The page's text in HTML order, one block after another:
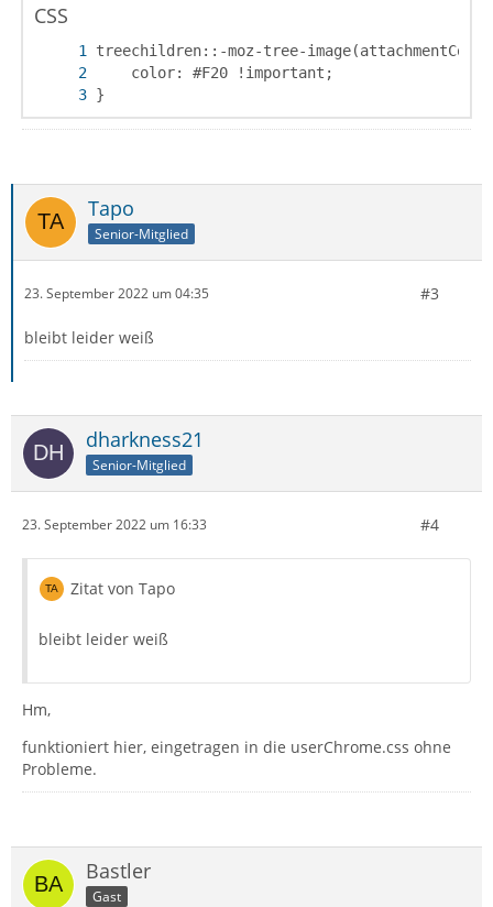
CSS
}
Tapo
Senior-Mitglied
23. September 2022 um 04:35 #3
bleibt leider weiß
dharkness21
Senior-Mitglied
23. September 2022 um 16:33 #4
Zitat von Tapo
bleibt leider weiß
Hm,
funktioniert hier, eingetragen in die userChrome.css ohne
Probleme.
Bastler
Gast